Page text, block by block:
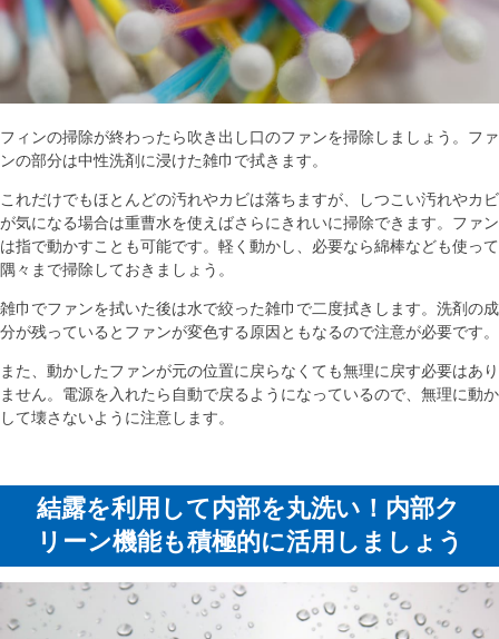
フィンの掃除が終わったら吹き出し口のファンを掃除しましょう。ファ
ンの部分は中性洗剤に浸けた雑巾で拭きます。
これだけでもほとんどの汚れやカビは落ちますが、しつこい汚れやカビ
が気になる場合は重曹水を使えばさらにきれいに掃除できます。ファン
は指で動かすことも可能です。軽く動かし、必要なら綿棒なども使って
隅々まで掃除しておきましょう。
雑巾でファンを拭いた後は水で絞った雑巾で二度拭きします。洗剤の成
分が残っているとファンが変色する原因ともなるので注意が必要です。
また、動かしたファンが元の位置に戻らなくても無理に戻す必要はあり
ません。電源を入れたら自動で戻るようになっているので、無理に動か
して壊さないように注意します。
結露を利用して内部を丸洗い！内部ク
リーン機能も積極的に活用しましょう